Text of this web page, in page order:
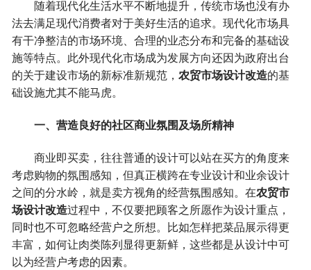
随着现代化生活水平不断地提升，传统市场也没有办
法去满足现代消费者对于美好生活的追求。现代化市场具
有干净整洁的市场环境、合理的业态分布和完备的基础设
施等特点。此外现代化市场成为发展方向还因为政府出台
的关于建设市场的新标准新规范，农贸市场设计改造的基
础设施尤其不能马虎。
一、营造良好的社区商业氛围及场所精神
商业即买卖，往往普通的设计可以站在买方的角度来
考虑购物的氛围感知，但真正横跨在专业设计和业余设计
之间的分水岭，就是卖方视角的经营氛围感知。在农贸市
场设计改造过程中，不仅要把顾客之所愿作为设计重点，
同时也不可忽略经营户之所想。比如怎样把菜品展示得更
丰富，如何让肉类陈列显得更新鲜，这些都是从设计中可
以为经营户考虑的因素。